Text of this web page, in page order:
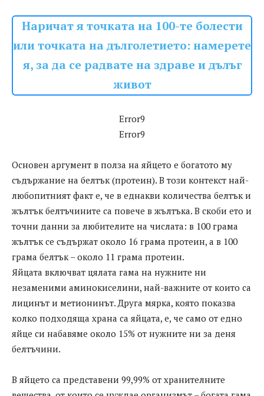
Наричат я точката на 100-те болести
или точката на дълголетието: намерете
я, за да се радвате на здраве и дълъг
живот
Error9
Error9
Основен аргумент в полза на яйцето е богатото му
съдържание на белтък (протеин). В този контекст най-
любопитният факт е, че в еднакви количества белтък и
жълтък белтъчините са повече в жълтъка. В скоби ето и
точни данни за любителите на числата: в 100 грама
жълтък се съдържат около 16 грама протеин, а в 100
грама белтък – около 11 грама протеин.
Яйцата включват цялата гама на нужните ни
незаменими аминокиселини, най-важните от които са
лицинът и метионинът. Друга мярка, която показва
колко подходяща храна са яйцата, е, че само от едно
яйце си набавяме около 15% от нужните ни за деня
белтъчини.
В яйцето са представени 99,99% от хранителните